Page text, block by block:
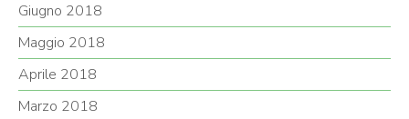
Giugno 2018
Maggio 2018
Aprile 2018
Marzo 2018